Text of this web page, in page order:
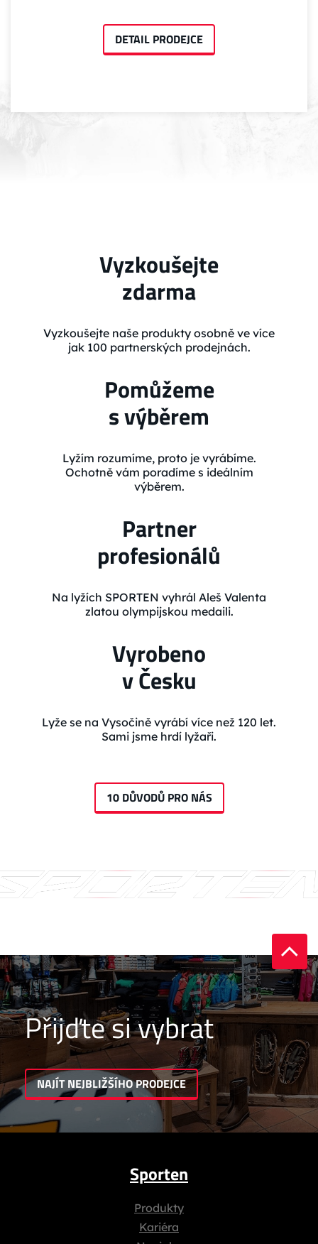
DETAIL PRODEJCE
Vyzkoušejte
zdarma
Vyzkoušejte naše produkty osobně ve více
jak 100 partnerských prodejnách.
Pomůžeme
s výběrem
Lyžím rozumíme, proto je vyrábíme.
Ochotně vám poradíme s ideálním
výběrem.
Partner
profesionálů
Na lyžích SPORTEN vyhrál Aleš Valenta
zlatou olympijskou medaili.
Vyrobeno
v Česku
Lyže se na Vysočině vyrábí více než 120 let.
Sami jsme hrdí lyžaři.
10 DŮVODŮ PRO NÁS
Přijďte si vybrat
NAJÍT NEJBLIŽŠÍHO PRODEJCE
Sporten
Produkty
Kariéra